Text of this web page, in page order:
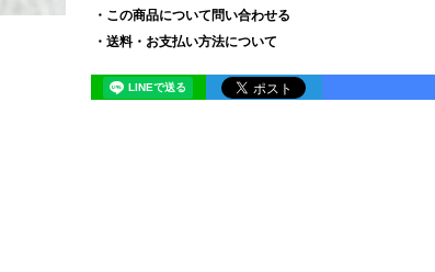
この商品について問い合わせる
送料・お支払い方法について